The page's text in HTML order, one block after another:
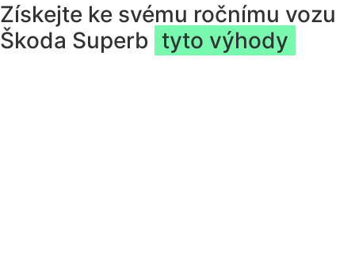
Získejte ke svému ročnímu vozu
Škoda Superb tyto výhody